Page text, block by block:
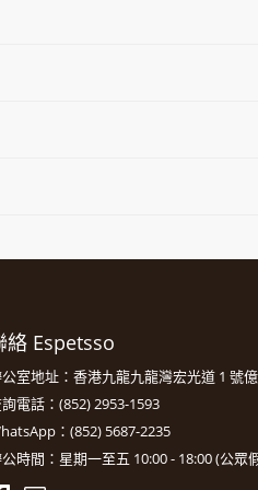
絡 Espetsso
室地址：香港九龍九龍灣宏光道 1 號
電話：(852) 2953-1593
：(852) 5687-2235
時間：星期一至五 10:00 - 18:00 (公眾